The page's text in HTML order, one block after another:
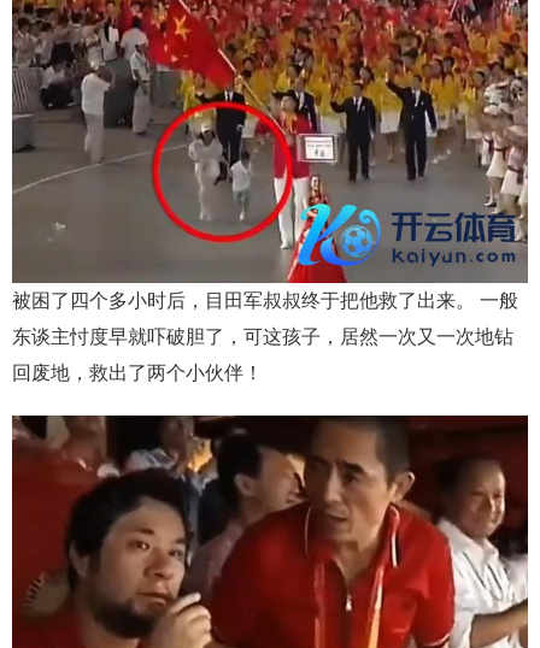
被困了四个多小时后，目田军叔叔终于把他救了出来。 一般
东谈主忖度早就吓破胆了，可这孩子，居然一次又一次地钻
回废地，救出了两个小伙伴！